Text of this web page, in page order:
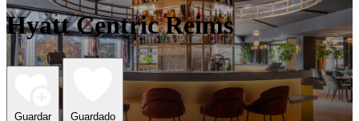
Hyatt Centric Reims
Guardar Guardado